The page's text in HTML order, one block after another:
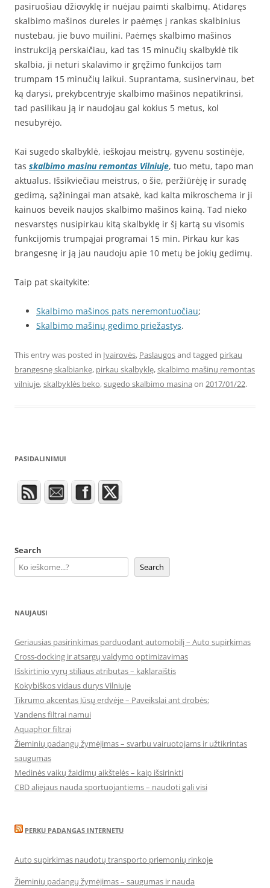
pasiruošiau džiovyklę ir nuėjau paimti skalbimų. Atidaręs
skalbimo mašinos dureles ir paėmęs į rankas skalbinius
nustebau, jie buvo muilini. Paėmęs skalbimo mašinos
instrukciją perskaičiau, kad tas 15 minučių skalbyklė tik
skalbia, ji neturi skalavimo ir gręžimo funkcijos tam
trumpam 15 minučių laikui. Suprantama, susinervinau, bet
ką darysi, prekybcentryje skalbimo mašinos nepatikrinsi,
tad pasilikau ją ir naudojau gal kokius 5 metus, kol
nesubyrėjo.
Kai sugedo skalbyklė, ieškojau meistrų, gyvenu sostinėje,
tas skalbimo masinu remontas Vilniuje, tuo metu, tapo man
aktualus. Išsikviečiau meistrus, o šie, peržiūrėję ir suradę
gedimą, sąžiningai man atsakė, kad kalta mikroschema ir ji
kainuos beveik naujos skalbimo mašinos kainą. Tad nieko
nesvarstęs nusipirkau kitą skalbyklę ir šį kartą su visomis
funkcijomis trumpąjai programai 15 min. Pirkau kur kas
brangesnę ir ją jau naudoju apie 10 metų be jokių gedimų.
Taip pat skaitykite:
Skalbimo mašinos pats neremontuočiau;
Skalbimo mašinų gedimo priežastys.
This entry was posted in Įvairovės, Paslaugosand tagged pirkau
brangesnę skalbiankę, pirkau skalbyklę,skalbimo mašinų remontas
vilniuje,skalbyklės beko,sugedo skalbimo masina on 2017/01/22.
PASIDALINIMUI
Search
Search
NAUJAUSI
Geriausias pasirinkimas parduodant automobilį – Auto supirkimas
Cross-docking ir atsargų valdymo optimizavimas
Išskirtinio vyrų stiliaus atributas – kaklaraištis
Kokybiškos vidaus durys Vilniuje
Tikrumo akcentas Jūsų erdvėje – Paveikslai ant drobės:
Vandens filtrai namui
Aquaphor filtrai
Žieminių padangų žymėjimas – svarbu vairuotojams ir užtikrintas
saugumas
Medinės vaikų žaidimų aikštelės – kaip išsirinkti
CBD aliejaus nauda sportuojantiems – naudoti gali visi
PERKU PADANGAS INTERNETU
Auto supirkimas naudotų transporto priemonių rinkoje
Žieminių padangų žymėjimas – saugumas ir nauda